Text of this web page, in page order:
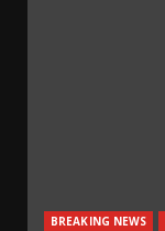
BREAKING NEWS